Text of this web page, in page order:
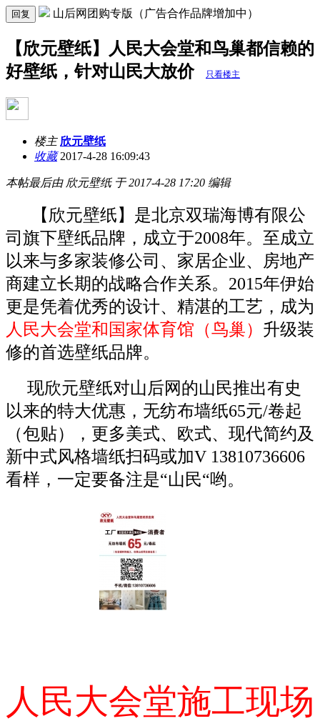
回复 山后网团购专版（广告合作品牌增加中）
【欣元壁纸】人民大会堂和鸟巢都信赖的
好壁纸，针对山民大放价
只看楼主
楼主 欣元壁纸
收藏2017-4-28 16:09:43
本帖最后由 欣元壁纸 于 2017-4-28 17:20 编辑
【欣元壁纸】是北京双瑞海博有限公
司旗下壁纸品牌，成立于2008年。至成立
以来与多家装修公司、家居企业、房地产
商建立长期的战略合作关系。2015年伊始
更是凭着优秀的设计、精湛的工艺，成为
人民大会堂和国家体育馆（鸟巢） 升级装
修的首选壁纸品牌。
现欣元壁纸对山后网的山民推出有史
以来的特大优惠，无纺布墙纸65元/卷起
（包贴），更多美式、欧式、现代简约及
新中式风格墙纸扫码或加V 13810736606
看样，一定要备注是“山民“哟。
人民大会堂施工现场